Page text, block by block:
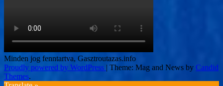
Minden jog fenntartva, Gasztroutazas.info
Proudly powered by WordPress | Theme: Mag and News by Candid
Themes.